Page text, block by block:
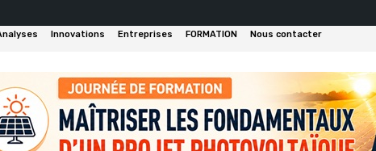
Innovations Entreprises FORMATION
Nous contacter